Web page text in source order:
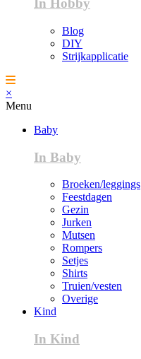
In Hobby
Blog
DIY
Strijkapplicatie
×
Menu
Baby
In Baby
Broeken/leggings
Feestdagen
Gezin
Jurken
Mutsen
Rompers
Setjes
Shirts
Truien/vesten
Overige
Kind
In Kind